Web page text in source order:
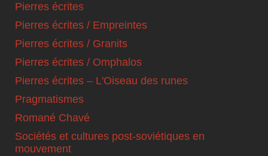
Pierres écrites
Pierres écrites / Empreintes
Pierres écrites / Granits
Pierres écrites / Omphalos
Pierres écrites – L'Oiseau des runes
Pragmatismes
Romané Chavé
Sociétés et cultures post-soviétiques en
mouvement